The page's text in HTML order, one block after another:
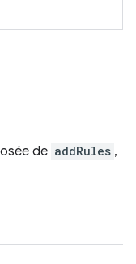
de addRules ,